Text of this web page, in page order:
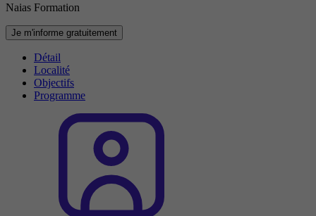
Naias Formation
Je m'informe gratuitement
Détail
Localité
Objectifs
Programme